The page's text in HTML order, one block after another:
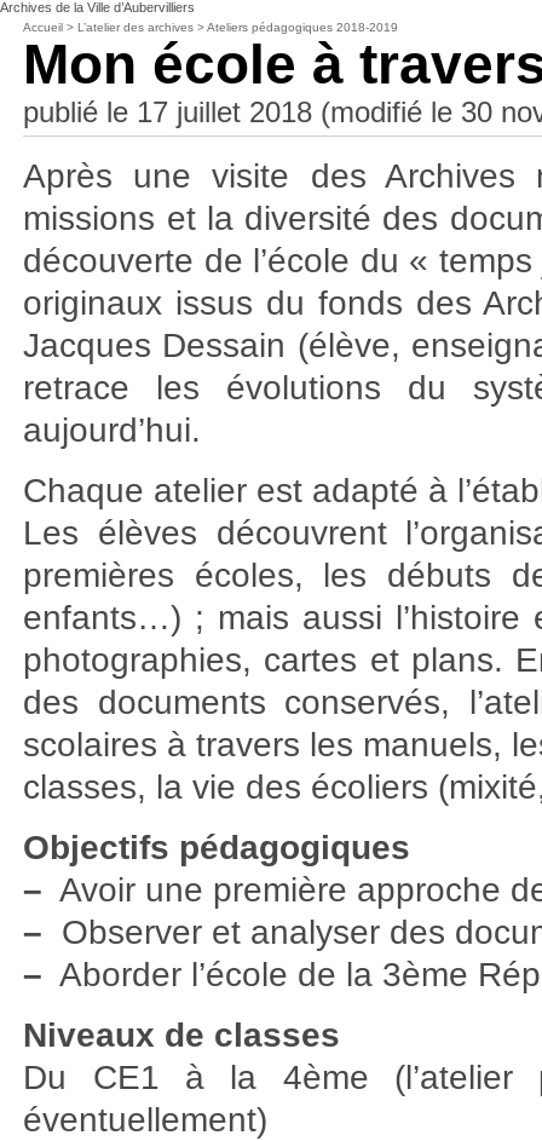
Archives de la Ville d’Aubervilliers
Accueil >L’atelier des archives >Ateliers pédagogiques 2018-2019
Mon école à
publié le 17 juillet 2018 (modifié le 30
Après une visite des Archives
missions et la diversité des
découverte de l’école du «
originaux issus du fonds des
Jacques Dessain (élève,
retrace les évolutions du
aujourd’hui.
Chaque atelier est adapté à
Les élèves découvrent
premières écoles, les débuts
enfants…) ; mais aussi l’histoire
photographies, cartes et plans.
des documents conservés,
scolaires à travers les manuels,
classes, la vie des écoliers
Objectifs pédagogiques
– Avoir une première approche
– Observer et analyser des
– Aborder l’école de la 3ème
Niveaux de classes
Du CE1 à la 4ème (l’atelier
éventuellement)